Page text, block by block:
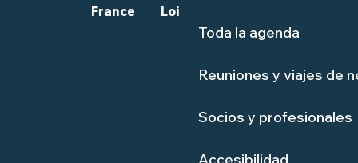
Toda la agenda
Reuniones y viajes de
Socios y profesionales
France
Loire-Atlantique